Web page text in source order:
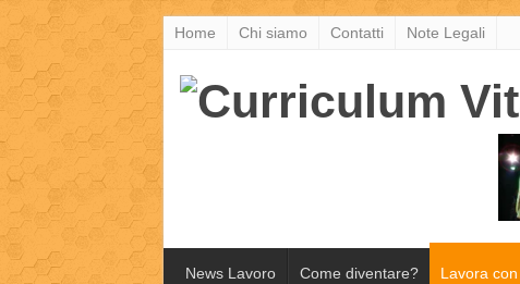
Home Chi siamo Contatti Note Legali
News Lavoro Come diventare? Lavora con